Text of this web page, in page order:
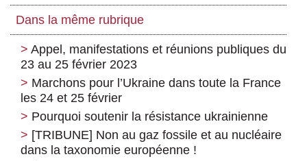
Dans la même rubrique
Appel, manifestations et réunions publiques du
23 au 25 février 2023
Marchons pour l’Ukraine dans toute la France
les 24 et 25 février
Pourquoi soutenir la résistance ukrainienne
[TRIBUNE] Non au gaz fossile et au nucléaire
dans la taxonomie européenne !